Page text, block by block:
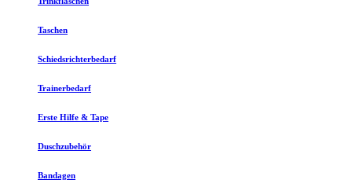
Taschen
Schiedsrichterbedarf
Trainerbedarf
Erste Hilfe & Tape
Duschzubehör
Bandagen